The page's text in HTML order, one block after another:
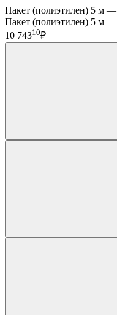
Пакет (полиэтилен) 5 м —
Пакет (полиэтилен) 5 м
10 74310₽